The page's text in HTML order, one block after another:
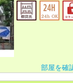
部屋を確